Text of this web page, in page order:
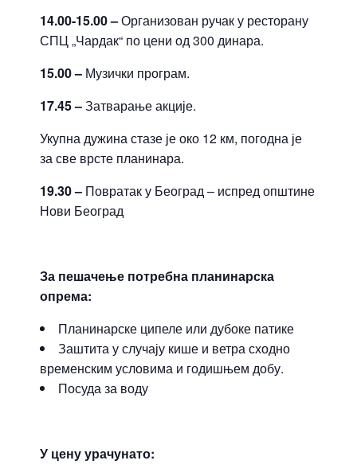
14.00-15.00 –Организован ручак у ресторану
СПЦ „Чардак“ по цени од 300 динара.
15.00– Музички програм.
17.45–Затварање акције.
Укупна дужина стазе је око 12 км, погодна је
за све врсте планинара.
19.30 – Повратак у Београд – испред општине
Нови Београд
За пешачење потребна планинарска
опрема:
Планинарске ципеле или дубоке патике
Заштита у случају кише и ветра сходно
временским условима и годишњем добу.
Посуда за воду
У цену урачунато: